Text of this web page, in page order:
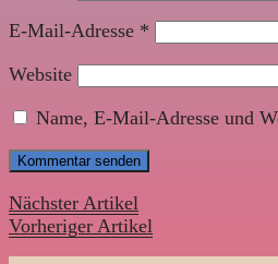
E-Mail-Adresse *
Website
Name, E-Mail-Adresse und
Nächster Artikel
Vorheriger Artikel